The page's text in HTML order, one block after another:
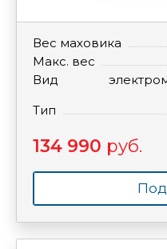
Вес маховика
Макс. вес
Вид
Тип
134 990 руб.